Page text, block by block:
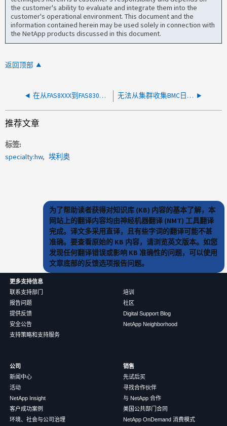
the customer's ability to evaluate and integrate them into the
customer's operational environment. This document and the
information contained herein may be used solely in connection with
the NetApp products discussed in this document.
返回顶部
在从FAS8XXX到FAS8300进行机头交换期间、无法启动集群链路 无法从集群收集BMC日志包文件
推荐文章
标签
specialty:hw
埃利奥
为了帮助读者获得对知识库 (KB) 内容的基本了解，本
网站上的翻译内容均由神经机器翻译 (NMT) 工具翻译
完成。译文多采用直译，且有些字词的翻译可能不甚
准确。要查看原始的 KB 内容，请浏览英文版本。如您
发现任何翻译错误或影响 KB 准确性的问题，可以使用
文章底部的反馈选项报告问题。
更多支持信息
联系支持部门
报告问题
提供反馈
安全公告
支持策略和支持服务
培训
社区
Digital Support Blog
NetApp Neighborhood
公司
新闻中心
活动
NetApp Insight
客户成功案例
环境、社会与公司治理
销售
先试后买
寻找合作伙伴
与 NetApp 合作
美国公共部门合同
NetApp OnDemand 消费模式